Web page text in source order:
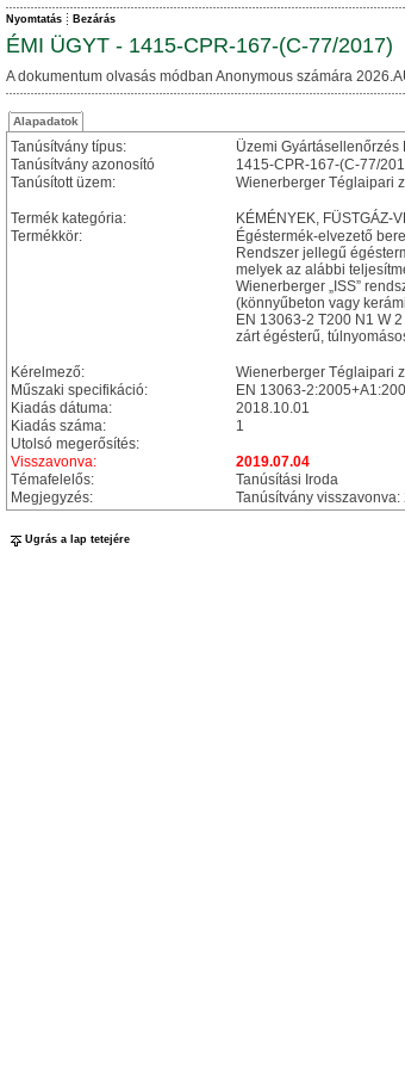
Nyomtatás Bezárás
ÉMI ÜGYT - 1415-CPR-167-(C-77/2017)
A dokumentum olvasás módban Anonymous számára
Alapadatok
Tanúsítvány típus:
Üzemi
Tanúsítvány azonosító
1415-CPR-167-(C-77/
Tanúsított üzem:
Wienerberger Téglaipari
Termék kategória:
KÉMÉNYEK, FÜSTGÁZ-
Termékkör:
Égéstermék-elvezető
Rendszer jellegű
melyek az alábbi
Wienerberger „ISS”
(könnyűbeton vagy
EN 13063-2 T200 N1 W
zárt égésterű,
Kérelmező:
Wienerberger Téglaipari
Műszaki specifikáció:
EN 13063-
Kiadás dátuma:
2018.10.01
Kiadás száma:
1
Utolsó megerősítés:
Visszavonva:
2019.07.04
Témafelelős:
Tanúsítási Iroda
Megjegyzés:
Tanúsítvány
Ugrás a lap tetejére